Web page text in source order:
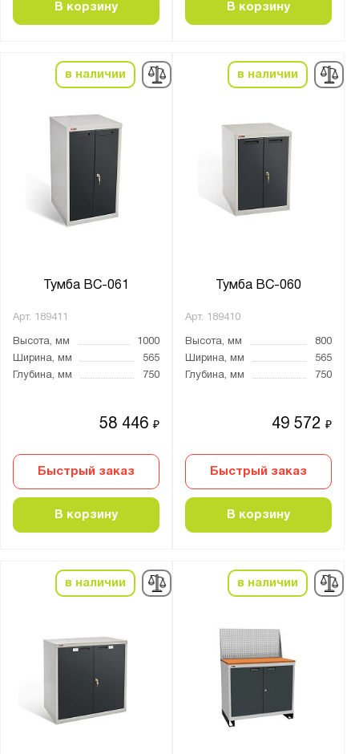
В корзину В корзину
в наличии
Тумба ВС-061
Арт. 189411
Высота, мм
1000
Ширина, мм
565
Глубина, мм
750
58 446₽
Быстрый заказ
В корзину
в наличии
Тумба ВС-060
Арт. 189410
Высота, мм
800
Ширина, мм
565
Глубина, мм
750
49 572₽
Быстрый заказ
В корзину
в наличии в наличии